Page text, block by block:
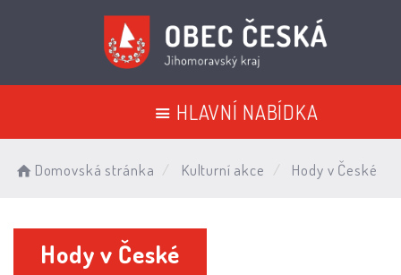
HLAVNÍ NABÍDKA
Domovská stránka Kulturní akce Hody v České
Hody v České